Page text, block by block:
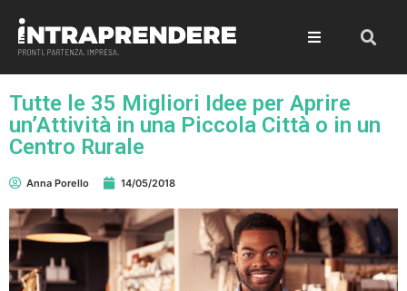
Tutte le 35 Migliori Idee per Aprire
un’Attività in una Piccola Città o in un
Centro Rurale
Anna Porello 14/05/2018